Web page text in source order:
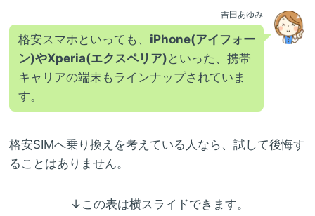
吉田あゆみ
格安スマホといっても、 iPhone(アイフォー
ン)やXperia(エクスペリア) といった、携帯
キャリアの端末もラインナップされていま
す。
格安SIMへ乗り換えを考えている人なら、試して後悔す
ることはありません。
↓この表は横スライドできます。